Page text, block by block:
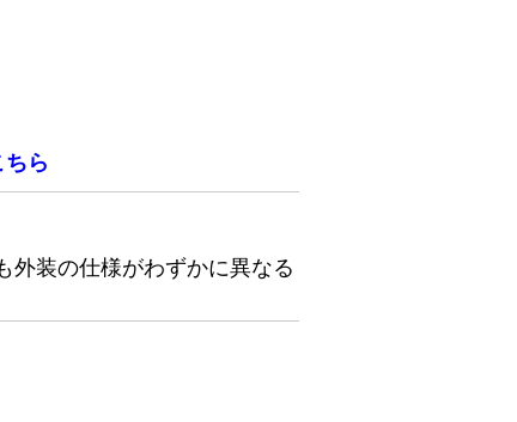
ちら
外装の仕様がわずかに異なる